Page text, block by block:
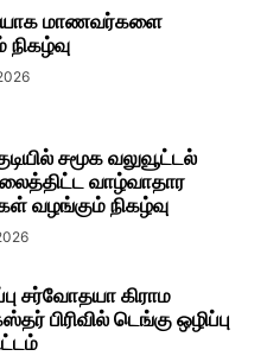
மாணவர்களை
நிகழ்வு
சமூக வலுவூட்டல்
வாழ்வாதார
வழங்கும் நிகழ்வு
சர்வோதயா கிராம
பிரிவில் டெங்கு ஒழிப்பு